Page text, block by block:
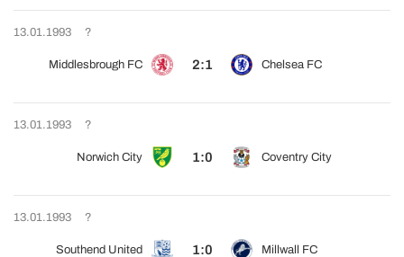
13.01.1993 ?
Middlesbrough FC 2:1 Chelsea FC
13.01.1993 ?
Norwich City 1:0 Coventry City
13.01.1993 ?
Southend United 1:0 Millwall FC